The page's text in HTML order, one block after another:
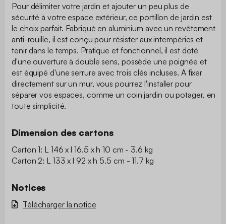
Pour délimiter votre jardin et ajouter un peu plus de
sécurité à votre espace extérieur, ce portillon de jardin est
le choix parfait. Fabriqué en aluminium avec un revêtement
anti-rouille, il est conçu pour résister aux intempéries et
tenir dans le temps. Pratique et fonctionnel, il est doté
d'une ouverture à double sens, possède une poignée et
est équipé d'une serrure avec trois clés incluses. A fixer
directement sur un mur, vous pourrez l'installer pour
séparer vos espaces, comme un coin jardin ou potager, en
toute simplicité.
Dimension des cartons
Carton 1: L 146 x l 16.5 x h 10 cm - 3.6 kg
Carton 2: L 133 x l 92 x h 5.5 cm - 11.7 kg
Notices
Télécharger la notice